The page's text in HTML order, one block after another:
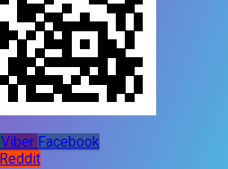
Viber Facebook
Reddit